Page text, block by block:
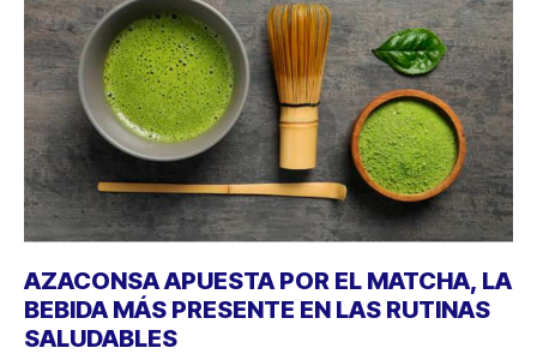
AZACONSA APUESTA POR EL MATCHA, LA
BEBIDA MÁS PRESENTE EN LAS RUTINAS
SALUDABLES